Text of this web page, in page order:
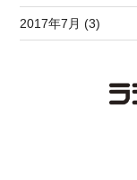
2017年7月 (3)